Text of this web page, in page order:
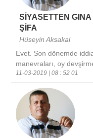
SİYASETTEN
ŞİFA
Hüseyin Aksakal
Evet. Son dönemde
manevraları, oy
11-03-2019 | 08 : 52 01